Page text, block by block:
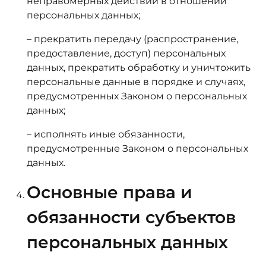
персональных данных;
– прекратить передачу (распространение,
предоставление, доступ) персональных
данных, прекратить обработку и уничтожить
персональные данные в порядке и случаях,
предусмотренных Законом о персональных
данных;
– исполнять иные обязанности,
предусмотренные Законом о персональных
данных.
Основные права и
обязанности субъектов
персональных данных